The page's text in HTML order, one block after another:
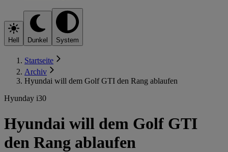
Hell Dunkel System
Startseite
Archiv
Hyundai will dem Golf GTI den Rang ablaufen
Hyunday i30
Hyundai will dem Golf GTI
den Rang ablaufen